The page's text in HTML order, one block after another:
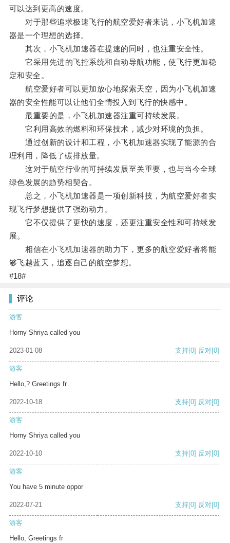
可以达到更高的速度。
对于那些追求极速飞行的航空爱好者来说，小飞机加速
器是一个理想的选择。
其次，小飞机加速器在提速的同时，也注重安全性。
它采用先进的飞控系统和自动导航功能，使飞行更加稳
定和安全。
航空爱好者可以更加放心地探索天空，因为小飞机加速
器的安全性能可以让他们全情投入到飞行的快感中。
最重要的是，小飞机加速器注重可持续发展。
它利用高效的燃料和环保技术，减少对环境的负担。
通过创新的设计和工程，小飞机加速器实现了能源的合
理利用，降低了碳排放量。
这对于航空行业的可持续发展至关重要，也与当今全球
绿色发展的趋势相契合。
总之，小飞机加速器是一项创新科技，为航空爱好者实
现飞行梦想提供了强劲动力。
它不仅提供了更快的速度，还更注重安全性和可持续发
展。
相信在小飞机加速器的助力下，更多的航空爱好者将能
够飞越蓝天，追逐自己的航空梦想。
#18#
评论
游客
Horny Shriya called you
2023-01-08 支持[0] 反对[0]
游客
Hello,? Greetings fr
2022-10-18 支持[0] 反对[0]
游客
Horny Shriya called you
2022-10-10 支持[0] 反对[0]
游客
You have 5 minute oppor
2022-07-21 支持[0] 反对[0]
游客
Hello, Greetings fr